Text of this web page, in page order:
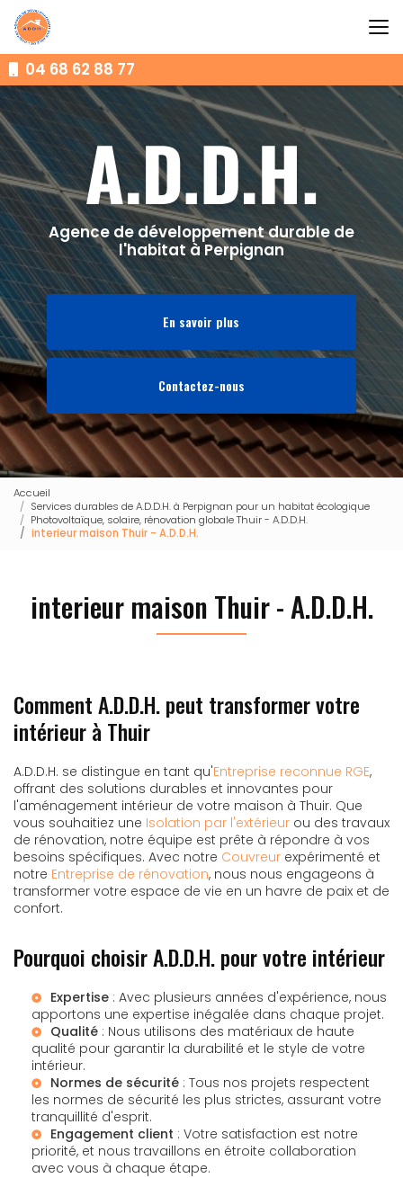
Aller
au
contenu
principal04 68 62 88 77
Agence de développement durable de
l'habitat à Perpignan
En savoir plus
Contactez-nous
Accueil
Services durables de A.D.D.H. à Perpignan pour un habitat écologique
Photovoltaïque, solaire, rénovation globale Thuir - A.D.D.H.
interieur maison Thuir - A.D.D.H.
interieur maison Thuir - A.D.D.H.
Comment A.D.D.H. peut transformer votre
intérieur à Thuir
A.D.D.H. se distingue en tant qu'Entreprise reconnue RGE,
offrant des solutions durables et innovantes pour
l'aménagement intérieur de votre maison à Thuir. Que
vous souhaitiez une Isolation par l'extérieur ou des travaux
de rénovation, notre équipe est prête à répondre à vos
besoins spécifiques. Avec notre Couvreur expérimenté et
notre Entreprise de rénovation, nous nous engageons à
transformer votre espace de vie en un havre de paix et de
confort.
Pourquoi choisir A.D.D.H. pour votre intérieur
Expertise : Avec plusieurs années d'expérience, nous
apportons une expertise inégalée dans chaque projet.
Qualité : Nous utilisons des matériaux de haute
qualité pour garantir la durabilité et le style de votre
intérieur.
Normes de sécurité : Tous nos projets respectent
les normes de sécurité les plus strictes, assurant votre
tranquillité d'esprit.
Engagement client : Votre satisfaction est notre
priorité, et nous travaillons en étroite collaboration
avec vous à chaque étape.